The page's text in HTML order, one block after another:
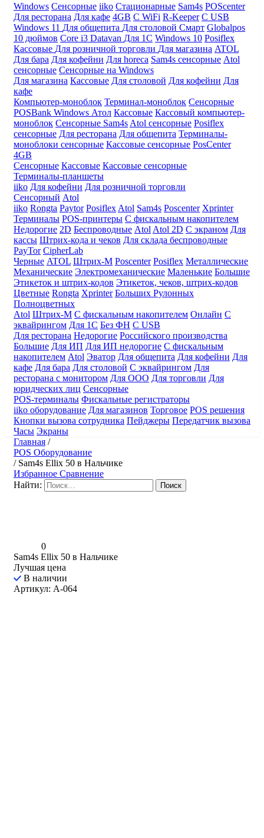
Windows Сенсорные iiko Стационарные Sam4s POScenter
Для ресторана Для кафе 4GB С WiFi R-Keeper С USB
Windows 11 Для общепита Для столовой Смарт Globalpos
10 дюймов Core i3 Datavan Для 1С Windows 10 Posiflex
Кассовые Для розничной торговли Для магазина ATOL
Для бара Для кофейни Для horeca Sam4s сенсорные Atol
сенсорные Сенсорные на Windows
Для магазина Кассовые Для столовой Для кофейни Для
кафе
Компьютер-моноблок Терминал-моноблок Сенсорные
POSBank Windows Атол Кассовые Кассовый компьютер-
моноблок Сенсорные Sam4s Atol сенсорные Posiflex
сенсорные Для ресторана Для общепита Терминалы-
моноблоки сенсорные Кассовые сенсорные PosCenter
4GB
Сенсорные Кассовые Кассовые сенсорные
Терминалы-планшеты
iiko Для кофейни Для розничной торговли
Сенсорный Atol
iiko Rongta Paytor Posiflex Atol Sam4s Poscenter Xprinter
Терминалы POS-принтеры С фискальным накопителем
Недорогие 2D Беспроводные Atol Atol 2D С экраном Для
кассы Штрих-кода и чеков Для склада беспроводные
PayTor CipherLab
Черные ATOL Штрих-М Poscenter Posiflex Металлические
Механические Электромеханические Маленькие Большие
Этикеток и штрих-кодов Этикеток, чеков, штрих-кодов
Цветные Rongta Xprinter Больших Рулонных
Полноцветных
Atol Штрих-М С фискальным накопителем Онлайн С
эквайрингом Для 1С Без ФН С USB
Для ресторана Недорогие Российского производства
Большие Для ИП Для ИП недорогие С фискальным
накопителем Atol Эватор Для общепита Для кофейни Для
кафе Для бара Для столовой С эквайрингом Для
ресторана с монитором Для ООО Для торговли Для
юридческих лиц Сенсорные
POS-терминалы Фискальные регистраторы
iiko оборудование Для магазинов Торговое POS решения
Кнопки вызова сотрудника Пейджеры Передатчик вызова
Часы Экраны
Главная /
POS Оборудование
/ Sam4s Ellix 50 в Нальчике
Избранное Сравнение
Найти:
0
Sam4s Ellix 50 в Нальчике
Лучшая цена
В наличии
Артикул: A-064